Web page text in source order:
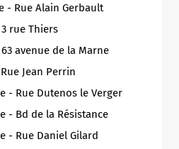
- Rue Alain Gerbault
3 rue Thiers
avenue de la Marne
Jean Perrin
- Rue Dutenos le Verger
- Bd de la Résistance
- Rue Daniel Gilard